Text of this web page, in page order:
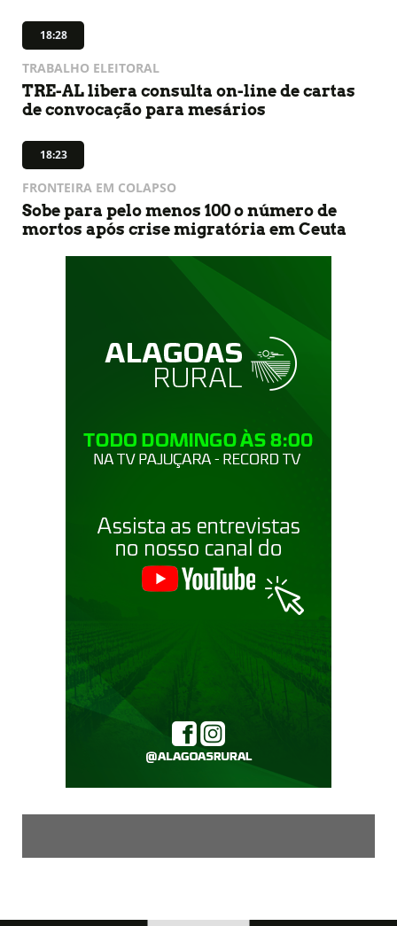
18:28
TRABALHO ELEITORAL
TRE-AL libera consulta on-line de cartas
de convocação para mesários
18:23
FRONTEIRA EM COLAPSO
Sobe para pelo menos 100 o número de
mortos após crise migratória em Ceuta